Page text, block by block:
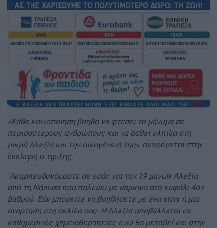
«Κάθε κοινοποίηση βοηθά να φτάσει το μήνυμα σε
περισσότερους ανθρώπους και να δοθεί ελπίδα στη
μικρή Αλεξία και την οικογένειά της», αναφέρεται στην
έκκληση στήριξης.
"Ακαρπευθυνόμαστε σε εσάς για την 19 μηνών Αλεξία
από τη Νάουσα που παλεύει με καρκίνο στο κεφάλι 4ου
βαθμού. Εάν μπορείτε να βοηθήσετε με ένα story ή μία
ανάρτηση στη σελίδα σας. Η Αλεξία υποβάλλεται σε
καθημερινές χημειοθεραπείες ενώ θα μεταβεί και στην